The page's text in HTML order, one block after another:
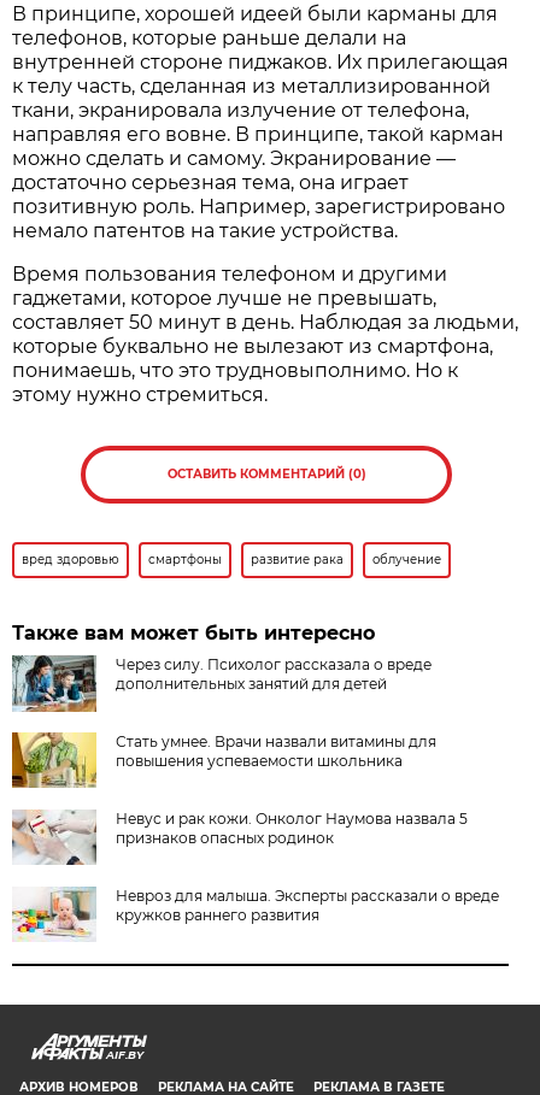
В принципе, хорошей идеей были карманы для
телефонов, которые раньше делали на
внутренней стороне пиджаков. Их прилегающая
к телу часть, сделанная из металлизированной
ткани, экранировала излучение от телефона,
направляя его вовне. В принципе, такой карман
можно сделать и самому. Экранирование —
достаточно серьезная тема, она играет
позитивную роль. Например, зарегистрировано
немало патентов на такие устройства.
Время пользования телефоном и другими
гаджетами, которое лучше не превышать,
составляет 50 минут в день. Наблюдая за людьми,
которые буквально не вылезают из смартфона,
понимаешь, что это трудновыполнимо. Но к
этому нужно стремиться.
ОСТАВИТЬ КОММЕНТАРИЙ (0)
вред здоровью смартфоны развитие рака облучение
Также вам может быть интересно
Через силу. Психолог рассказала о вреде
дополнительных занятий для детей
Стать умнее. Врачи назвали витамины для
повышения успеваемости школьника
Невус и рак кожи. Онколог Наумова назвала 5
признаков опасных родинок
Невроз для малыша. Эксперты рассказали о вреде
кружков раннего развития
AIF.BY
АРХИВ НОМЕРОВ РЕКЛАМА НА САЙТЕ РЕКЛАМА В ГАЗЕТЕ